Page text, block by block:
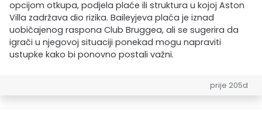
opcijom otkupa, podjela plaće ili struktura u kojoj Aston
Villa zadržava dio rizika. Baileyjeva plaća je iznad
uobičajenog raspona Club Bruggea, ali se sugerira da
igrači u njegovoj situaciji ponekad mogu napraviti
ustupke kako bi ponovno postali važni.
prije 205d